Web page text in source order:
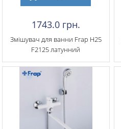
1743.0 грн.
Змішувач для ванни Frap H25
F2125 латунний